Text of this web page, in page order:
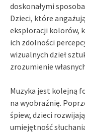
doskonałymi
Dzieci, które
eksploracji kolorów,
ich zdolności
wizualnych dzieł
zrozumienie
Muzyka jest kolejną
na wyobraźnię.
śpiew, dzieci
umiejętność